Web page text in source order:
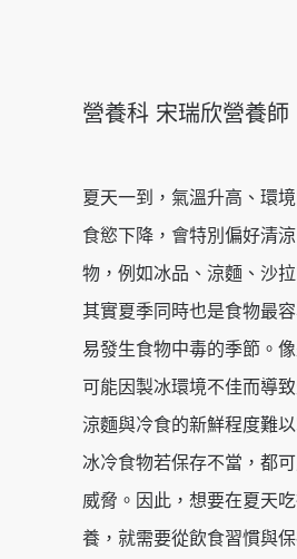
營養科 宋瑞欣營養師
夏天一到，氣溫升高、環
食慾下降，會特別偏好清
物，例如冰品、涼麵、沙
其實夏季同時也是食物最
易發生食物中毒的季節。
可能因製冰環境不佳而導
涼麵與冷食的新鮮程度難
冰冷食物若保存不當，都
威脅。因此，想要在夏天
養，就需要從飲食習慣與